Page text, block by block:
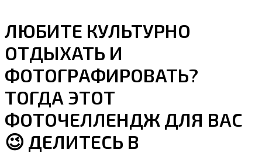
ЛЮБИТЕ КУЛЬТУРНО
ОТДЫХАТЬ И
ФОТОГРАФИРОВАТЬ?
ТОГДА ЭТОТ
ФОТОЧЕЛЛЕНДЖ ДЛЯ ВАС
😉 ДЕЛИТЕСЬ В